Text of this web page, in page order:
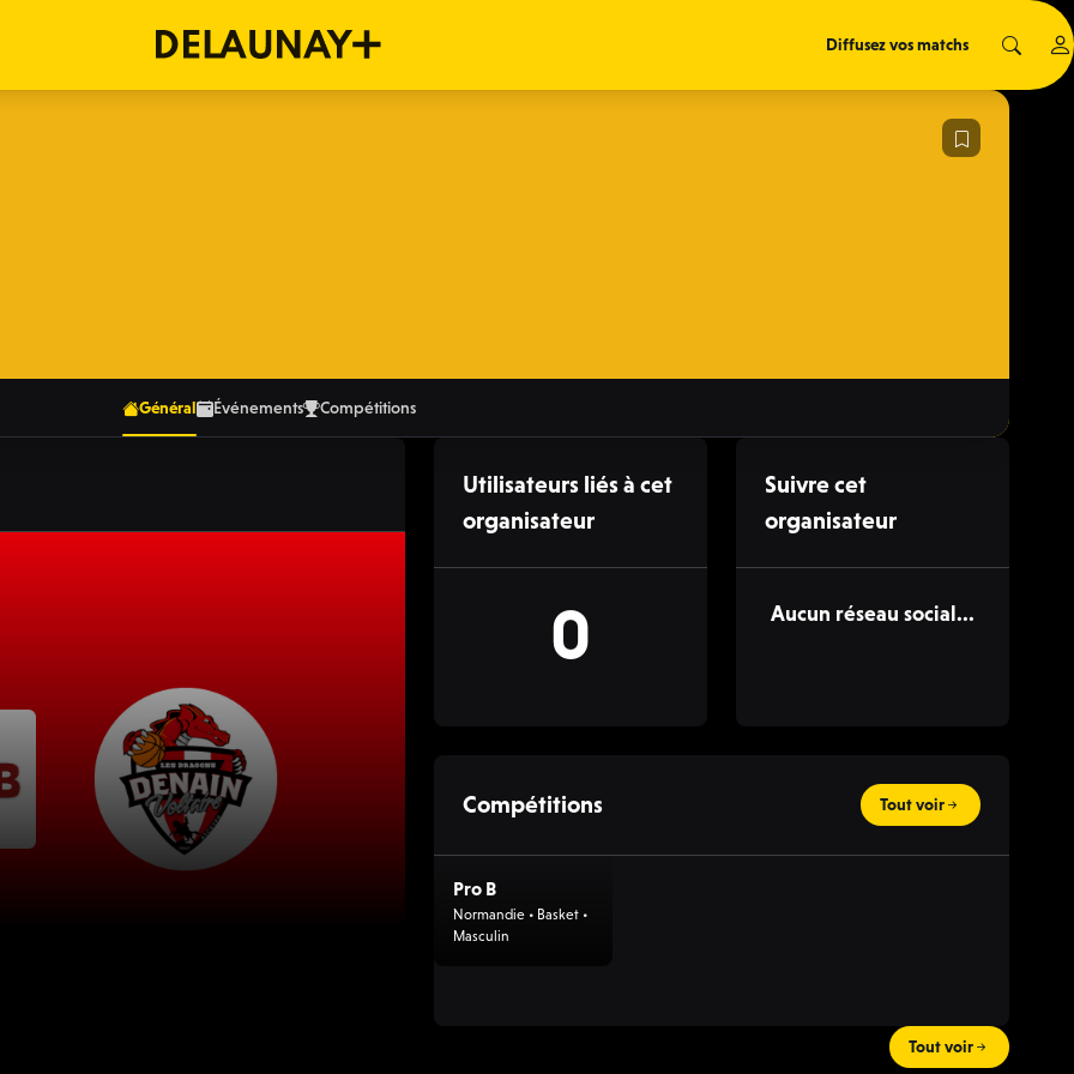
Diffusez vos matchs
Général Événements Compétitions
Utilisateurs liés à cet
organisateur
0
Suivre cet
organisateur
Aucun réseau social...
Compétitions Tout voir
Pro B
Normandie • Basket •
Masculin
Tout voir